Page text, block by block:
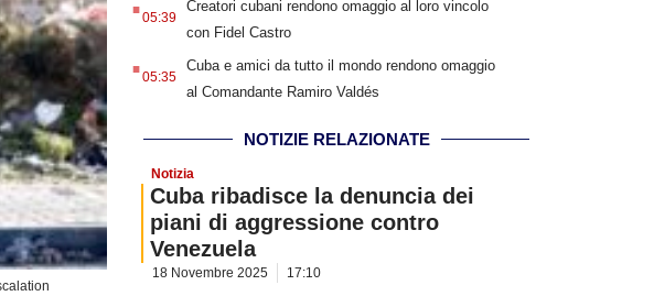
05:39
Creatori cubani rendono omaggio al loro vincolo
con Fidel Castro
.05:35
Cuba e amici da tutto il mondo rendono omaggio
al Comandante Ramiro Valdés
NOTIZIE RELAZIONATE
Notizia
Cuba ribadisce la denuncia dei
piani di aggressione contro
Venezuela
18 Novembre 2025 17:10